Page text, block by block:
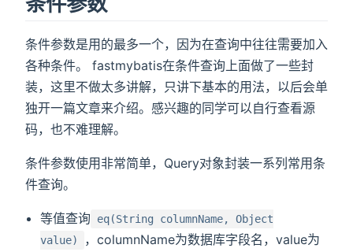
条件参数是用的最多一个，因为在查询中往往需要加入
各种条件。 fastmybatis在条件查询上面做了一些封
装，这里不做太多讲解，只讲下基本的用法，以后会单
独开一篇文章来介绍。感兴趣的同学可以自行查看源
码，也不难理解。
条件参数使用非常简单，Query对象封装一系列常用条
件查询。
等值查询
eq(String columnName, Object
value)
，columnName为数据库字段名，value为